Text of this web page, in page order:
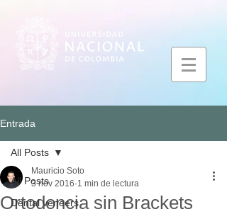
Entrada
All Posts
Dental veneers
All Posts
Ortodoncia sin Brackets
Mauricio Soto
3 nov 2016 1 min de lectura